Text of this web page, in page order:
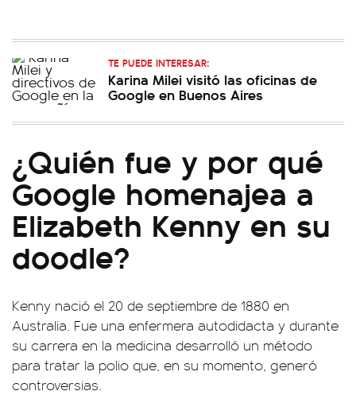
TE PUEDE INTERESAR:
Karina Milei visitó las oficinas de
Google en Buenos Aires
¿Quién fue y por qué
Google homenajea a
Elizabeth Kenny en su
doodle?
Kenny nació el 20 de septiembre de 1880 en
Australia. Fue una enfermera autodidacta y durante
su carrera en la medicina desarrolló un método
para tratar la polio que, en su momento, generó
controversias.